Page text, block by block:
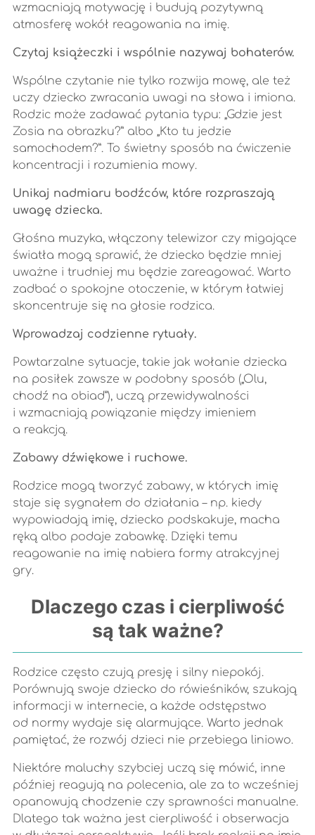
wzmacniają motywację i budują pozytywną
atmosferę wokół reagowania na imię.
Czytaj książeczki i wspólnie nazywaj bohaterów.
Wspólne czytanie nie tylko rozwija mowę, ale też
uczy dziecko zwracania uwagi na słowa i imiona.
Rodzic może zadawać pytania typu: „Gdzie jest
Zosia na obrazku?” albo „Kto tu jedzie
samochodem?”. To świetny sposób na ćwiczenie
koncentracji i rozumienia mowy.
Unikaj nadmiaru bodźców, które rozpraszają
uwagę dziecka.
Głośna muzyka, włączony telewizor czy migające
światła mogą sprawić, że dziecko będzie mniej
uważne i trudniej mu będzie zareagować. Warto
zadbać o spokojne otoczenie, w którym łatwiej
skoncentruje się na głosie rodzica.
Wprowadzaj codzienne rytuały.
Powtarzalne sytuacje, takie jak wołanie dziecka
na posiłek zawsze w podobny sposób („Olu,
chodź na obiad”), uczą przewidywalności
i wzmacniają powiązanie między imieniem
a reakcją.
Zabawy dźwiękowe i ruchowe.
Rodzice mogą tworzyć zabawy, w których imię
staje się sygnałem do działania – np. kiedy
wypowiadają imię, dziecko podskakuje, macha
ręką albo podaje zabawkę. Dzięki temu
reagowanie na imię nabiera formy atrakcyjnej
gry.
Dlaczego czas i cierpliwość
są tak ważne?
Rodzice często czują presję i silny niepokój.
Porównują swoje dziecko do rówieśników, szukają
informacji w internecie, a każde odstępstwo
od normy wydaje się alarmujące. Warto jednak
pamiętać, że rozwój dzieci nie przebiega liniowo.
Niektóre maluchy szybciej uczą się mówić, inne
później reagują na polecenia, ale za to wcześniej
opanowują chodzenie czy sprawności manualne.
Dlatego tak ważna jest cierpliwość i obserwacja